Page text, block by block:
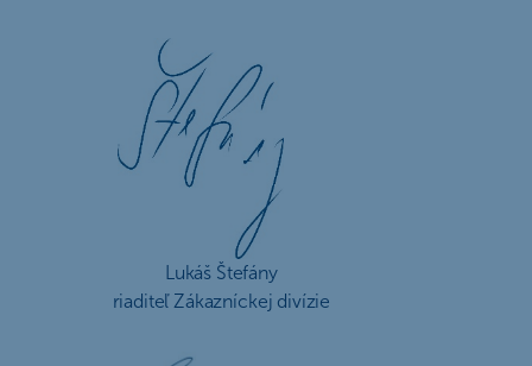
Lukáš Štefány
riaditeľ Zákazníckej divízie